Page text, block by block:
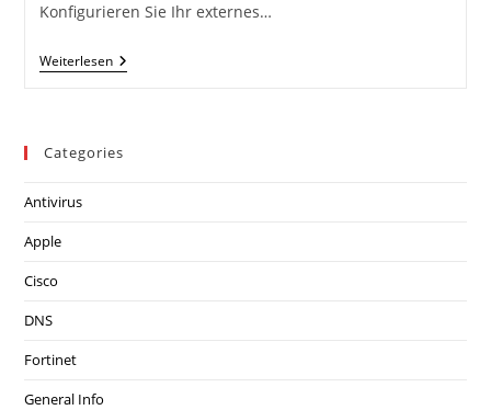
Konfigurieren Sie Ihr externes…
WeiterlesenIPv6
PPPoE
Categories
Antivirus
Apple
Cisco
DNS
Fortinet
General Info